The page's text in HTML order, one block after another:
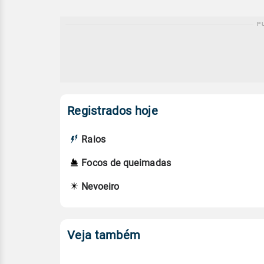
Registrados hoje
Raios
Focos de queimadas
Nevoeiro
Veja também